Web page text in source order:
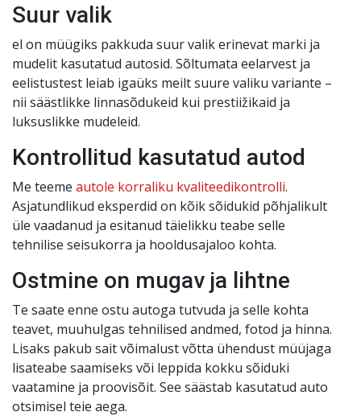
Suur valik
el on müügiks pakkuda suur valik erinevat marki ja
mudelit kasutatud autosid. Sõltumata eelarvest ja
eelistustest leiab igaüks meilt suure valiku variante –
nii säästlikke linnasõdukeid kui prestiižikaid ja
luksuslikke mudeleid.
Kontrollitud kasutatud autod
Me teeme autole korraliku kvaliteedikontrolli.
Asjatundlikud eksperdid on kõik sõidukid põhjalikult
üle vaadanud ja esitanud täielikku teabe selle
tehnilise seisukorra ja hooldusajaloo kohta.
Ostmine on mugav ja lihtne
Te saate enne ostu autoga tutvuda ja selle kohta
teavet, muuhulgas tehnilised andmed, fotod ja hinna.
Lisaks pakub sait võimalust võtta ühendust müüjaga
lisateabe saamiseks või leppida kokku sõiduki
vaatamine ja proovisõit. See säästab kasutatud auto
otsimisel teie aega.